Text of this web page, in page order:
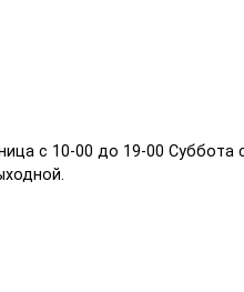
с 10-00 до 19-00 Суббота